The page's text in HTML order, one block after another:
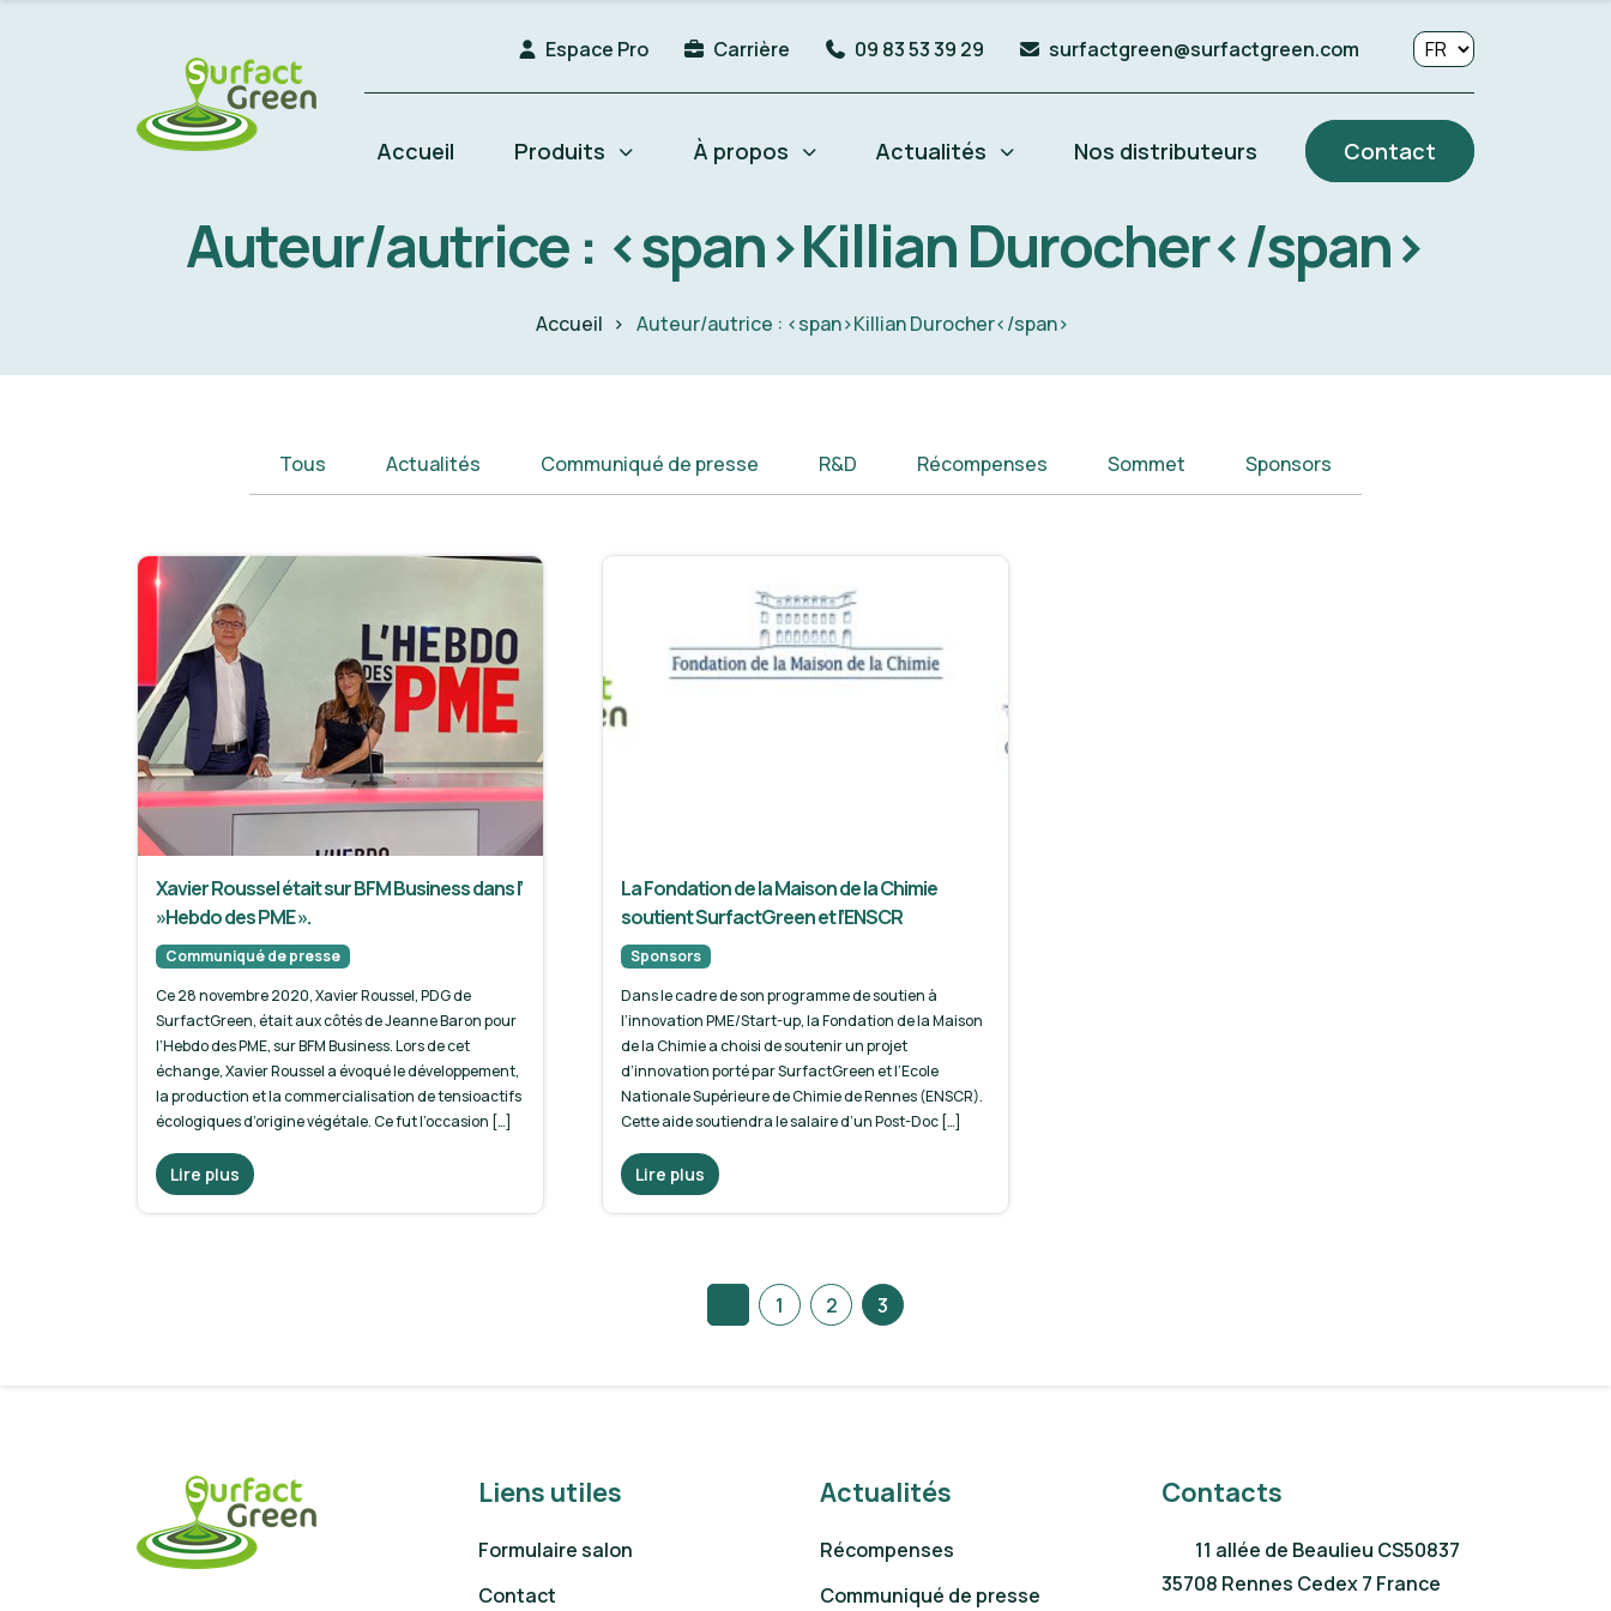
Espace Pro Carrière 09 83 53 39 29 surfactgreen@surfactgreen.com
Accueil Produits À propos Actualités Nos distributeurs Contact
Auteur/autrice : <span>Killian Durocher</span>
Accueil Auteur/autrice : <span>Killian Durocher</span>
Tous Actualités Communiqué de presse R&D Récompenses Sommet Sponsors
Xavier Roussel était sur BFM Business dans l’
»Hebdo des PME ».
Communiqué de presse
Ce 28 novembre 2020, Xavier Roussel, PDG de
SurfactGreen, était aux côtés de Jeanne Baron pour
l’Hebdo des PME, sur BFM Business. Lors de cet
échange, Xavier Roussel a évoqué le développement,
la production et la commercialisation de tensioactifs
écologiques d’origine végétale. Ce fut l’occasion […]
Lire plus
La Fondation de la Maison de la Chimie
soutient SurfactGreen et l’ENSCR
Sponsors
Dans le cadre de son programme de soutien à
l’innovation PME/Start-up, la Fondation de la Maison
de la Chimie a choisi de soutenir un projet
d’innovation porté par SurfactGreen et l’Ecole
Nationale Supérieure de Chimie de Rennes (ENSCR).
Cette aide soutiendra le salaire d’un Post-Doc […]
Lire plus
publications
1 2 3
Liens utiles
Formulaire salon
Contact
Actualités
Récompenses
Communiqué de presse
Contacts
11 allée de Beaulieu CS50837
35708 Rennes Cedex 7 France